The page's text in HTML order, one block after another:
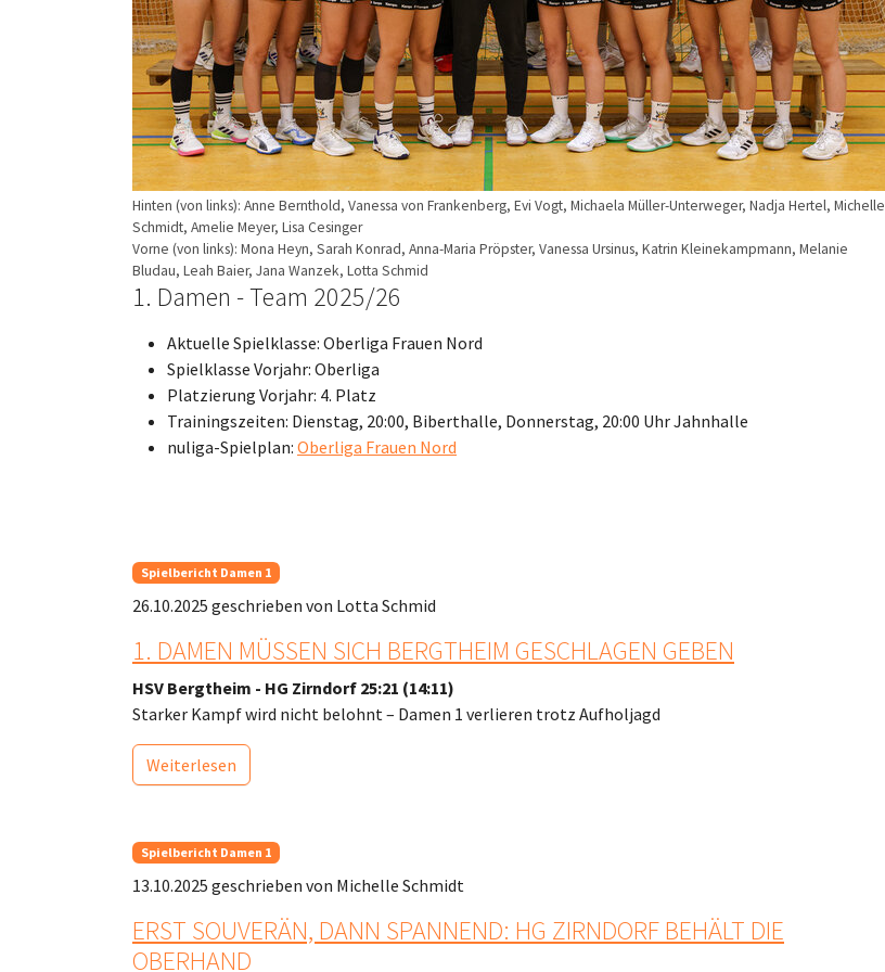
Hinten (von links): Anne Bernthold, Vanessa von Frankenberg, Evi Vogt, Michaela Müller-Unterweger, Nadja Hertel, Michelle
Schmidt, Amelie Meyer, Lisa Cesinger
Vorne (von links): Mona Heyn, Sarah Konrad, Anna-Maria Pröpster, Vanessa Ursinus, Katrin Kleinekampmann, Melanie
Bludau, Leah Baier, Jana Wanzek, Lotta Schmid
1. Damen - Team 2025/26
Aktuelle Spielklasse: Oberliga Frauen Nord
Spielklasse Vorjahr: Oberliga
Platzierung Vorjahr: 4. Platz
Trainingszeiten: Dienstag, 20:00, Biberthalle, Donnerstag, 20:00 Uhr Jahnhalle
nuliga-Spielplan: Oberliga Frauen Nord
Spielbericht Damen 1
26.10.2025 geschrieben von Lotta Schmid
1. DAMEN MÜSSEN SICH BERGTHEIM GESCHLAGEN GEBEN
HSV Bergtheim - HG Zirndorf 25:21 (14:11)
Starker Kampf wird nicht belohnt – Damen 1 verlieren trotz Aufholjagd
Weiterlesen
Spielbericht Damen 1
13.10.2025 geschrieben von Michelle Schmidt
ERST SOUVERÄN, DANN SPANNEND: HG ZIRNDORF BEHÄLT DIE
OBERHAND